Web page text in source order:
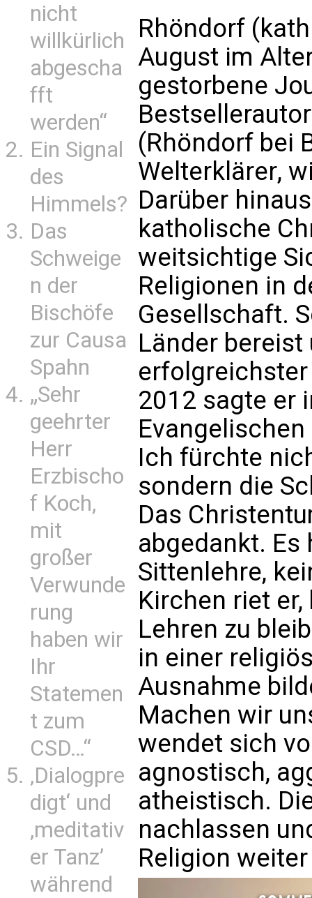
nicht
willkürlich
abgescha
fft
werden“
Ein Signal
des
Himmels?
Das
Schweige
n der
Bischöfe
zur Causa
Spahn
„Sehr
geehrter
Herr
Erzbischo
f Koch,
mit
großer
Verwunde
rung
haben wir
Ihr
Statemen
t zum
CSD…“
‚Dialogpre
digt‘ und
‚meditativ
er Tanz’
während
Rhöndorf
August im
gestorbene
(Rhöndorf bei
Darüber
katholische
weitsichtige
Religionen in
Gesellschaft.
Länder
erfolgreichster
2012 sagte er
Ich fürchte
sondern die
Das
abgedankt.
Sittenlehre,
Kirchen riet
Lehren zu
in einer
Ausnahme
Machen wir
wendet sich
agnostisch,
atheistisch.
nachlassen
Religion weiter